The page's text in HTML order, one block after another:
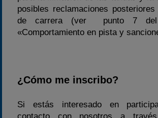
posibles reclamaciones
de carrera (ver punto 7 del
«Comportamiento en pista y
¿Cómo me inscribo?
Si estás interesado en